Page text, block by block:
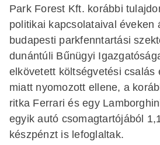
Park Forest Kft. korábbi
politikai kapcsolataival éveken
budapesti parkfenntartási
dunántúli Bűnügyi
elkövetett költségvetési csalás
miatt nyomozott ellene, a
ritka Ferrari és egy
egyik autó csomagtartójából
készpénzt is lefoglaltak.